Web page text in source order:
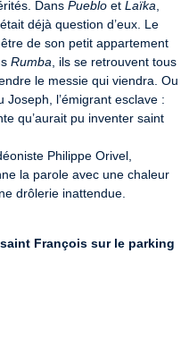
Dans Pueblo et Laïka
déjà question d’eux. Le
de son petit appartement
Rumba , ils se retrouvent tous
le messie qui viendra. Ou
l’émigrant esclave :
qu’aurait pu inventer saint
Philippe Orivel,
la parole avec une chaleur
drôlerie inattendue.
François sur le parking